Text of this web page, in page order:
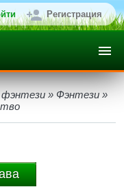
Регистрация
» Фэнтези »